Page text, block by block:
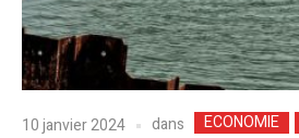
10 janvier 2024 dans ECONOMIE